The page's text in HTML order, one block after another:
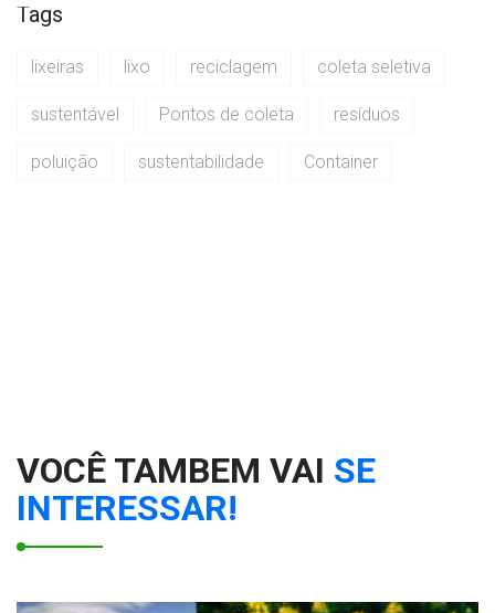
Tags
lixeiras lixo reciclagem coleta seletiva
sustentável Pontos de coleta resíduos
poluição sustentabilidade Container
VOCÊ TAMBEM VAI SE
INTERESSAR!